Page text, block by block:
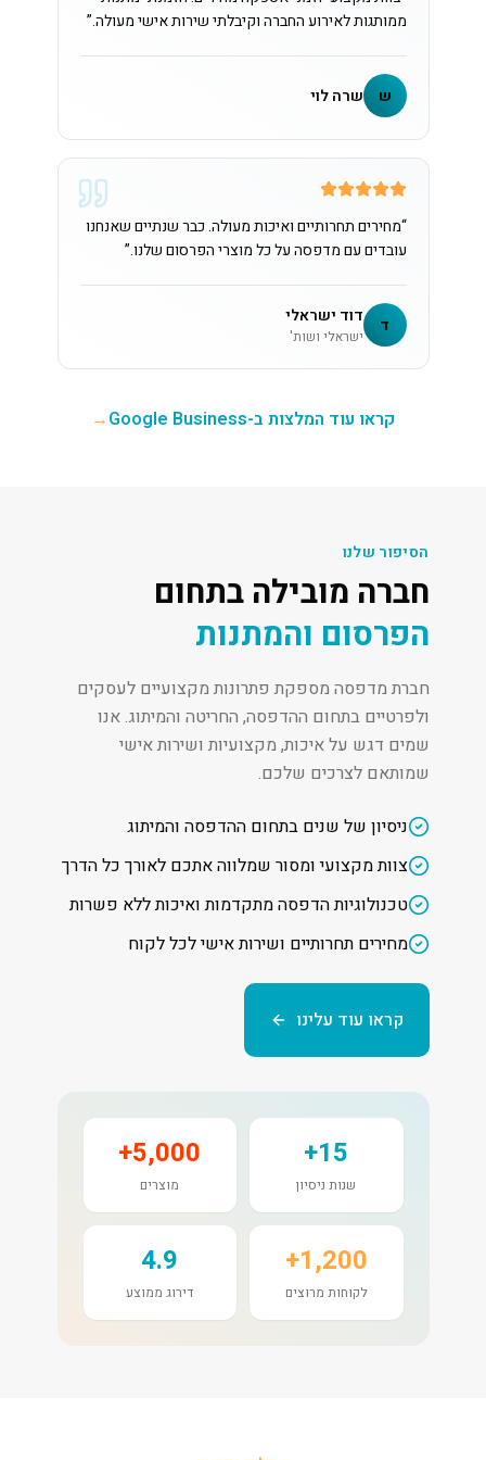
ממותגות לאירוע החברה וקיבלתי שירות אישי מעולה.”
ש שרה לוי
“מחירים תחרותיים ואיכות מעולה. כבר שנתיים שאנחנו
עובדים עם מדפסה על כל מוצרי הפרסום שלנו.”
ד דוד ישראלי
ישראלי ושות'
קראו עוד המלצות ב-Google Business →
הסיפור שלנו
חברה מובילה בתחום
הפרסום והמתנות
חברת מדפסה מספקת פתרונות מקצועיים לעסקים
ולפרטיים בתחום ההדפסה, החריטה והמיתוג. אנו
שמים דגש על איכות, מקצועיות ושירות אישי
שמותאם לצרכים שלכם.
ניסיון של שנים בתחום ההדפסה והמיתוג
צוות מקצועי ומסור שמלווה אתכם לאורך כל הדרך
טכנולוגיות הדפסה מתקדמות ואיכות ללא פשרות
מחירים תחרותיים ושירות אישי לכל לקוח
קראו עוד עלינו
15+
שנות ניסיון
5,000+
מוצרים
1,200+
לקוחות מרוצים
4.9
דירוג ממוצע